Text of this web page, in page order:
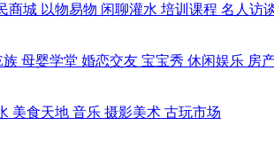
商城 以物易物 闲聊灌水 培训课程 名人访
族 母婴学堂 婚恋交友 宝宝秀 休闲娱乐 房
美食天地 音乐 摄影美术 古玩市场